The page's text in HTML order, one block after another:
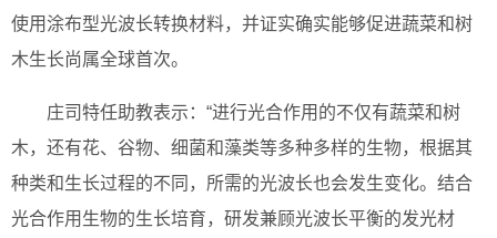
使用涂布型光波长转换材料，并证实确实能够促进蔬菜和树
木生长尚属全球首次。
庄司特任助教表示：“进行光合作用的不仅有蔬菜和树
木，还有花、谷物、细菌和藻类等多种多样的生物，根据其
种类和生长过程的不同，所需的光波长也会发生变化。结合
光合作用生物的生长培育，研发兼顾光波长平衡的发光材